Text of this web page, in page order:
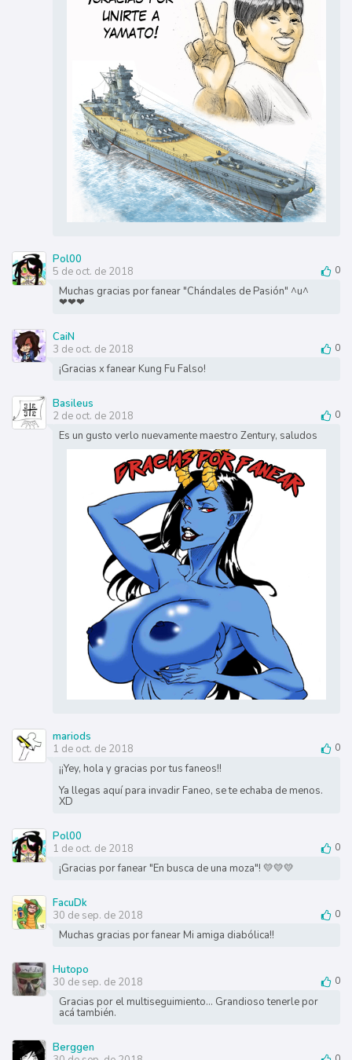
Pol00
5 de oct. de 2018
0
Muchas gracias por fanear "Chándales de Pasión" ^u^
❤❤❤
CaiN
3 de oct. de 2018
0
¡Gracias x fanear Kung Fu Falso!
Basileus
2 de oct. de 2018
0
Es un gusto verlo nuevamente maestro Zentury, saludos
mariods
1 de oct. de 2018
0
¡¡Yey, hola y gracias por tus faneos!!
Ya llegas aquí para invadir Faneo, se te echaba de menos.
XD
Pol00
1 de oct. de 2018
0
¡Gracias por fanear "En busca de una moza"! 💛💛💛
FacuDk
30 de sep. de 2018
0
Muchas gracias por fanear Mi amiga diabólica!!
Hutopo
30 de sep. de 2018
0
Gracias por el multiseguimiento... Grandioso tenerle por
acá también.
Berggen